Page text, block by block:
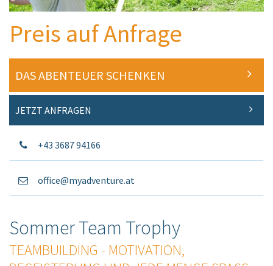
Preis auf Anfrage
DAS ABENTEUER SCHENKEN
JETZT ANFRAGEN
+43 3687 94166
office@myadventure.at
Sommer Team Trophy
TEAMBUILDING - MOTIVATION,